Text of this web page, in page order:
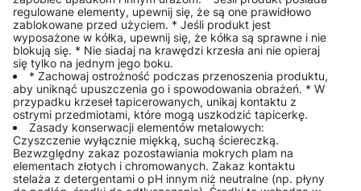
regulowane elementy, upewnij się, że są one prawidłowo
zablokowane przed użyciem. * Jeśli produkt jest
wyposażone w kółka, upewnij się, że kółka są sprawne i nie
blokują się. * Nie siadaj na krawędzi krzesła ani nie opieraj
się tylko na jednym jego boku.
* Zachowaj ostrożność podczas przenoszenia produktu,
aby uniknąć upuszczenia go i spowodowania obrażeń. * W
przypadku krzeseł tapicerowanych, unikaj kontaktu z
ostrymi przedmiotami, które mogą uszkodzić tapicerkę.
Zasady konserwacji elementów metalowych:
Czyszczenie wyłącznie miękką, suchą ściereczką.
Bezwzględny zakaz pozostawiania mokrych plam na
elementach złotych i chromowanych. Zakaz kontaktu
stelaża z detergentami o pH innym niż neutralne (np. płyny